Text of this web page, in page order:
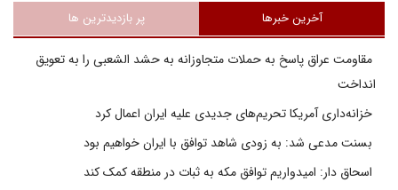
آخرین خبرها پر بازدیدترین ها
مقاومت عراق پاسخ به حملات متجاوزانه به حشد الشعبی را به تعویق
انداخت
خزانه‌داری آمریکا تحریم‌های جدیدی علیه ایران اعمال کرد
بسنت مدعی شد: به زودی شاهد توافق با ایران خواهیم بود
اسحاق دار: امیدواریم توافق مکه به ثبات در منطقه کمک کند